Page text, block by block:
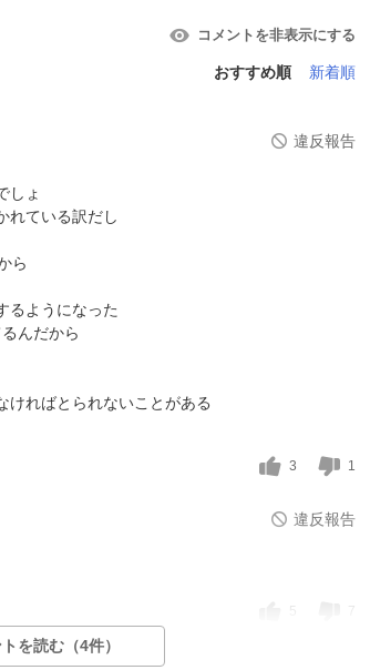
コメントを非表示にする
おすすめ順 新着順
違反報告
しょ
れている訳だし
ら
るようになった
んだから
ければとられないことがある
3 1
違反報告
5 7
を読む（4件）